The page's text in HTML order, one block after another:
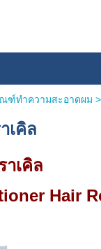
ฑ์ทำความสะอาดผม >
เคิล
าเคิล
Hair